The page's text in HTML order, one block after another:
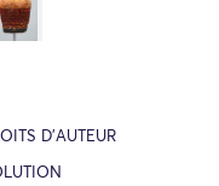
D’AUTEUR